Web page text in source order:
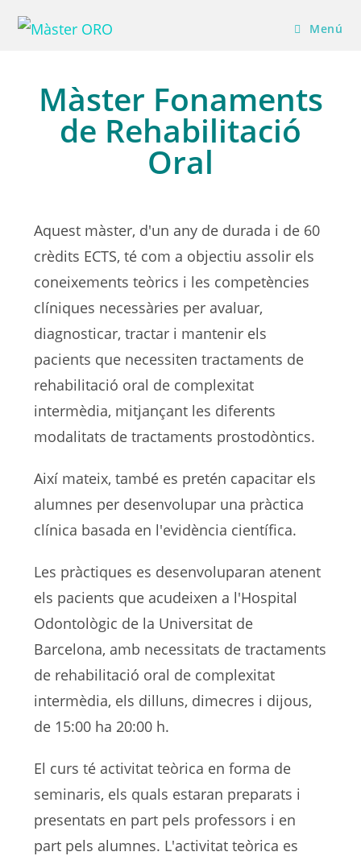
Menú
Màster Fonaments
de Rehabilitació
Oral
Aquest màster, d'un any de durada i de 60
crèdits ECTS, té com a objectiu assolir els
coneixements teòrics i les competències
clíniques necessàries per avaluar,
diagnosticar, tractar i mantenir els
pacients que necessiten tractaments de
rehabilitació oral de complexitat
intermèdia, mitjançant les diferents
modalitats de tractaments prostodòntics.
Així mateix, també es pretén capacitar els
alumnes per desenvolupar una pràctica
clínica basada en l'evidència científica.
Les pràctiques es desenvoluparan atenent
els pacients que acudeixen a l'Hospital
Odontològic de la Universitat de
Barcelona, amb necessitats de tractaments
de rehabilitació oral de complexitat
intermèdia, els dilluns, dimecres i dijous,
de 15:00 ha 20:00 h.
El curs té activitat teòrica en forma de
seminaris, els quals estaran preparats i
presentats en part pels professors i en
part pels alumnes. L'activitat teòrica es